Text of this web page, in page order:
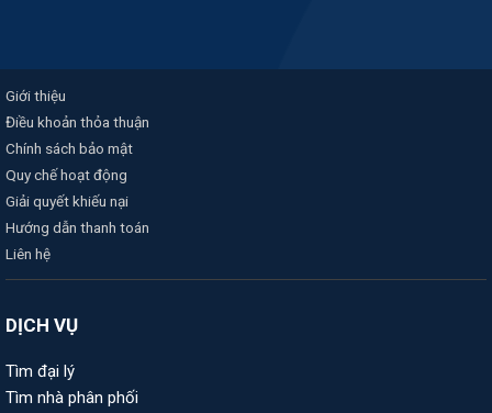
Giới thiệu
Điều khoản thỏa thuận
Chính sách bảo mật
Quy chế hoạt động
Giải quyết khiếu nại
Hướng dẫn thanh toán
Liên hệ
DỊCH VỤ
Tìm đại lý
Tìm nhà phân phối